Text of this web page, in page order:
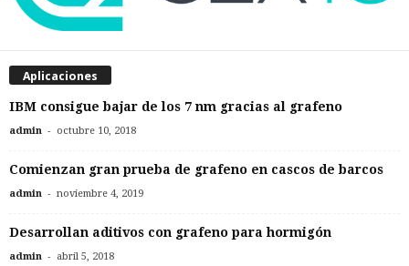
Aplicaciones
IBM consigue bajar de los 7 nm gracias al grafeno
admin - octubre 10, 2018
Comienzan gran prueba de grafeno en cascos de barcos
admin - noviembre 4, 2019
Desarrollan aditivos con grafeno para hormigón
admin - abril 5, 2018